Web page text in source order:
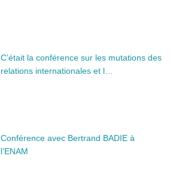
C’était la conférence sur les mutations des
relations internationales et l…
Conférence avec Bertrand BADIE à
l’ENAM